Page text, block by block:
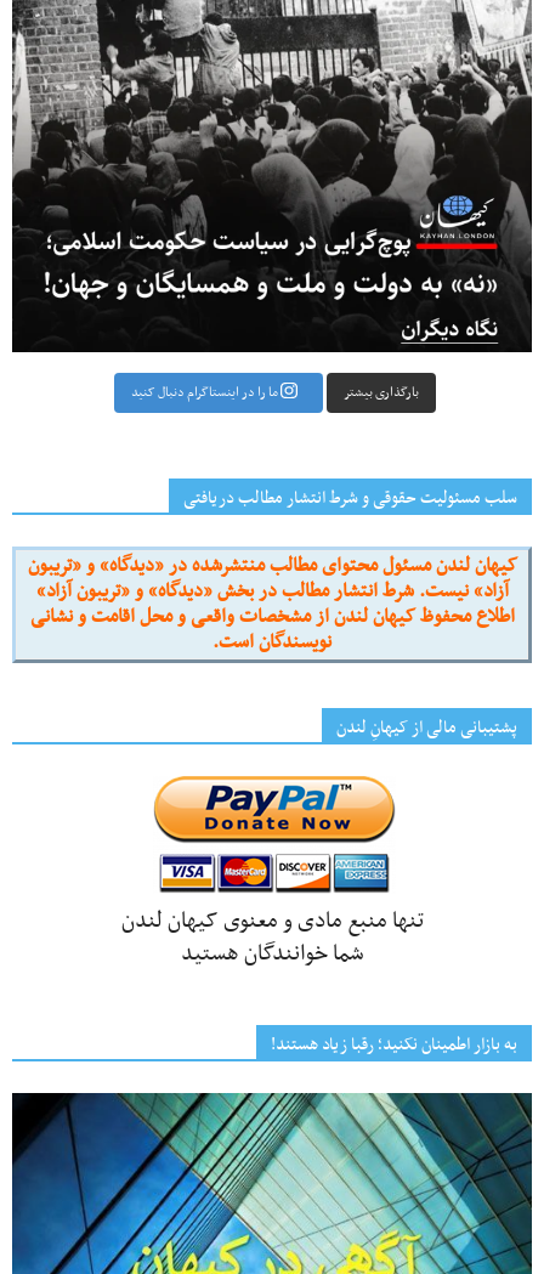
بارگذاری بیشتر ما را در اینستاگرام دنبال کنید
سلب مسئولیت حقوقی و شرط انتشار مطالب دریافتی
کیهان لندن مسئول محتوای مطالب منتشرشده در «دیدگاه» و «تریبون
آزاد» نیست. شرط انتشار مطالب در بخش «دیدگاه» و «تریبون آزاد»
اطلاع محفوظ کیهان لندن از مشخصات واقعی و محل اقامت و نشانی
نویسندگان است.
پشتیبانی مالی از کیهانِ لندن
تنها منبع مادی و معنوی کیهان لندن
شما خوانندگان هستید
به بازار اطمینان نکنید؛ رقبا زیاد هستند!